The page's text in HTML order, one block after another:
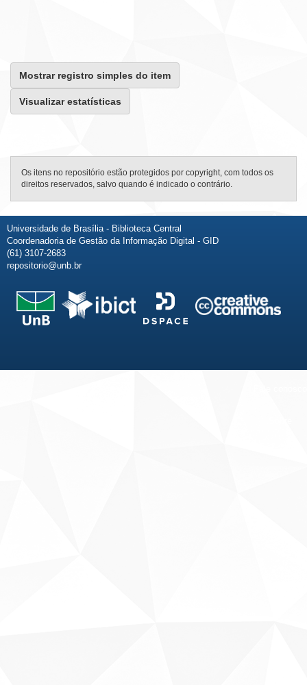
Mostrar registro simples do item
Visualizar estatísticas
Os itens no repositório estão protegidos por copyright, com todos os
direitos reservados, salvo quando é indicado o contrário.
Universidade de Brasília - Biblioteca Central
Coordenadoria de Gestão da Informação Digital - GID
(61) 3107-2683
repositorio@unb.br